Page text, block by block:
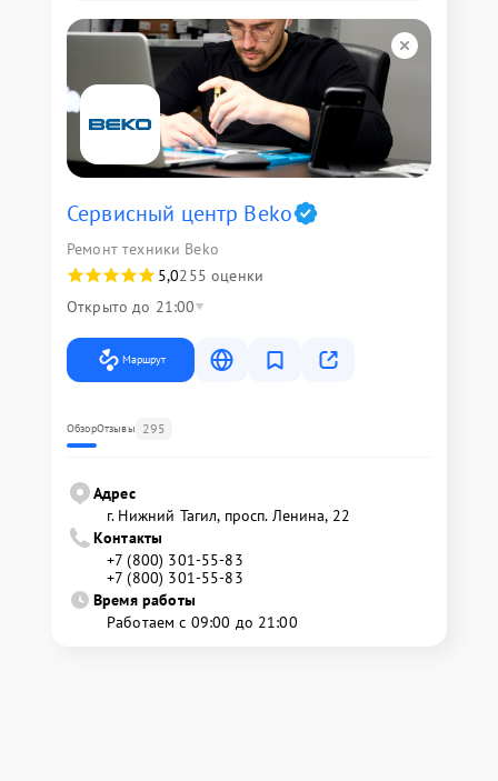
Сервисный центр Beko
Ремонт техники Beko
5,0255 оценки
Открыто до 21:00
Маршрут
ОбзорОтзывы 295
Адрес
г. Нижний Тагил, просп. Ленина, 22
Контакты
+7 (800) 301-55-83
+7 (800) 301-55-83
Время работы
Работаем с 09:00 до 21:00